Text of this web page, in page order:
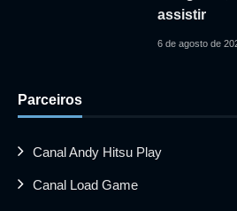
assistir
6 de agosto de
Parceiros
Canal Andy Hitsu Play
Canal Load Game